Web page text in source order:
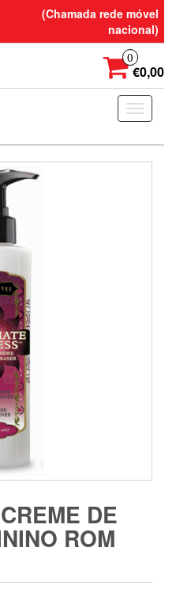
(Chamada rede móvel
nacional)
0
€0,00
Toggle
DE
ROM